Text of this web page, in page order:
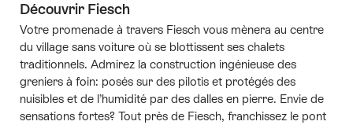
Découvrir Fiesch
Votre promenade à travers Fiesch vous mènera au centre
du village sans voiture où se blottissent ses chalets
traditionnels. Admirez la construction ingénieuse des
greniers à foin: posés sur des pilotis et protégés des
nuisibles et de l’humidité par des dalles en pierre. Envie de
sensations fortes? Tout près de Fiesch, franchissez le pont